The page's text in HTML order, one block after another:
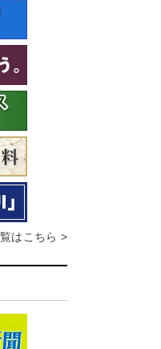
はこちら >